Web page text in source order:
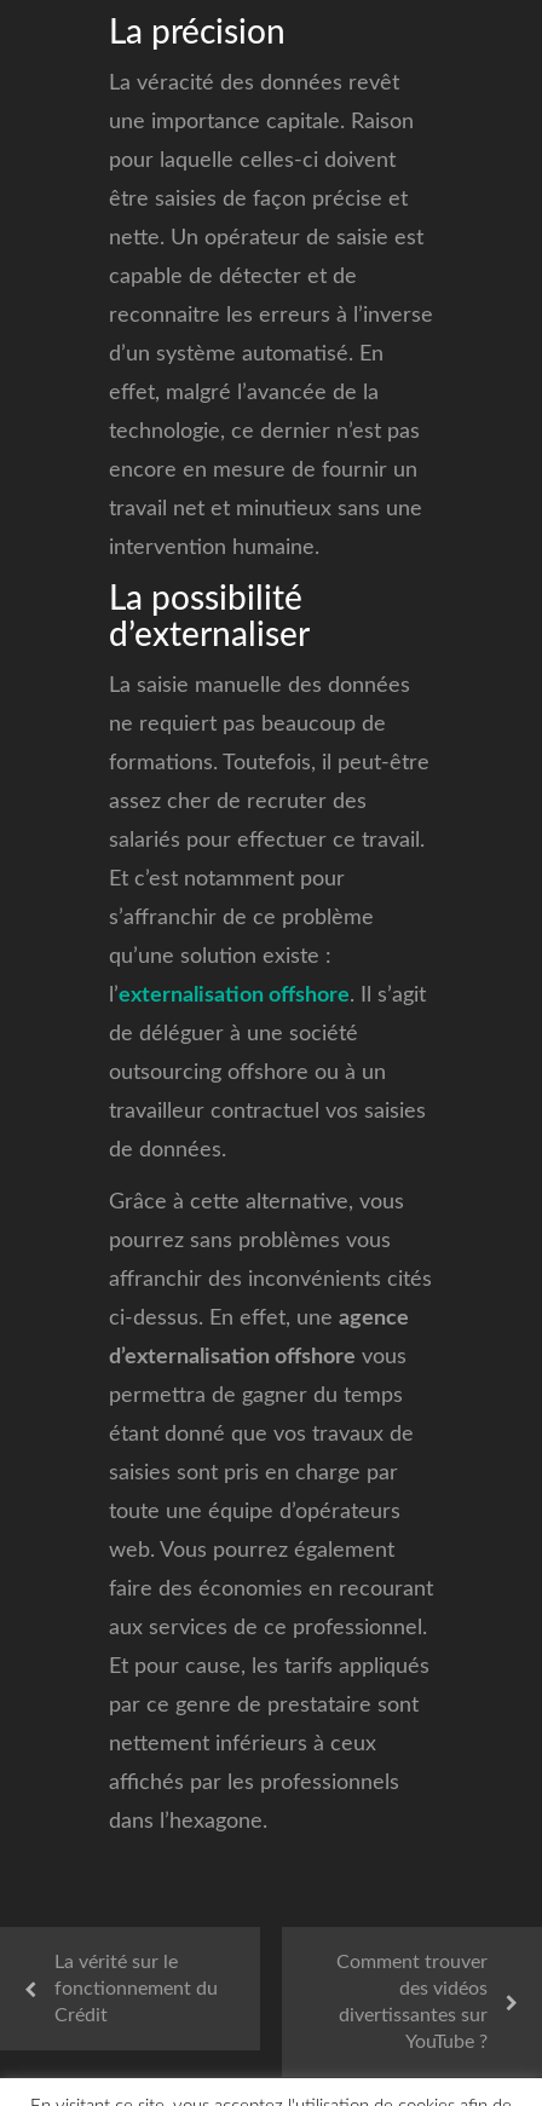
La précision
La véracité des données revêt
une importance capitale. Raison
pour laquelle celles-ci doivent
être saisies de façon précise et
nette. Un opérateur de saisie est
capable de détecter et de
reconnaitre les erreurs à l’inverse
d’un système automatisé. En
effet, malgré l’avancée de la
technologie, ce dernier n’est pas
encore en mesure de fournir un
travail net et minutieux sans une
intervention humaine.
La possibilité
d’externaliser
La saisie manuelle des données
ne requiert pas beaucoup de
formations. Toutefois, il peut-être
assez cher de recruter des
salariés pour effectuer ce travail.
Et c’est notamment pour
s’affranchir de ce problème
qu’une solution existe :
l’externalisation offshore. Il s’agit
de déléguer à une société
outsourcing offshore ou à un
travailleur contractuel vos saisies
de données.
Grâce à cette alternative, vous
pourrez sans problèmes vous
affranchir des inconvénients cités
ci-dessus. En effet, une agence
d’externalisation offshore vous
permettra de gagner du temps
étant donné que vos travaux de
saisies sont pris en charge par
toute une équipe d’opérateurs
web. Vous pourrez également
faire des économies en recourant
aux services de ce professionnel.
Et pour cause, les tarifs appliqués
par ce genre de prestataire sont
nettement inférieurs à ceux
affichés par les professionnels
dans l’hexagone.
La vérité sur le
fonctionnement du
Crédit
Comment trouver
des vidéos
divertissantes sur
YouTube ?